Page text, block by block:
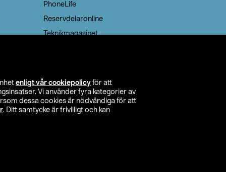
enligt vår cookiepolicy för att
Vi använder fyra kategorier av
dessa cookies är nödvändiga för att
. Ditt samtycke är frivilligt och kan
PhoneLife
Reservdelaronline
Teknikmagasinet